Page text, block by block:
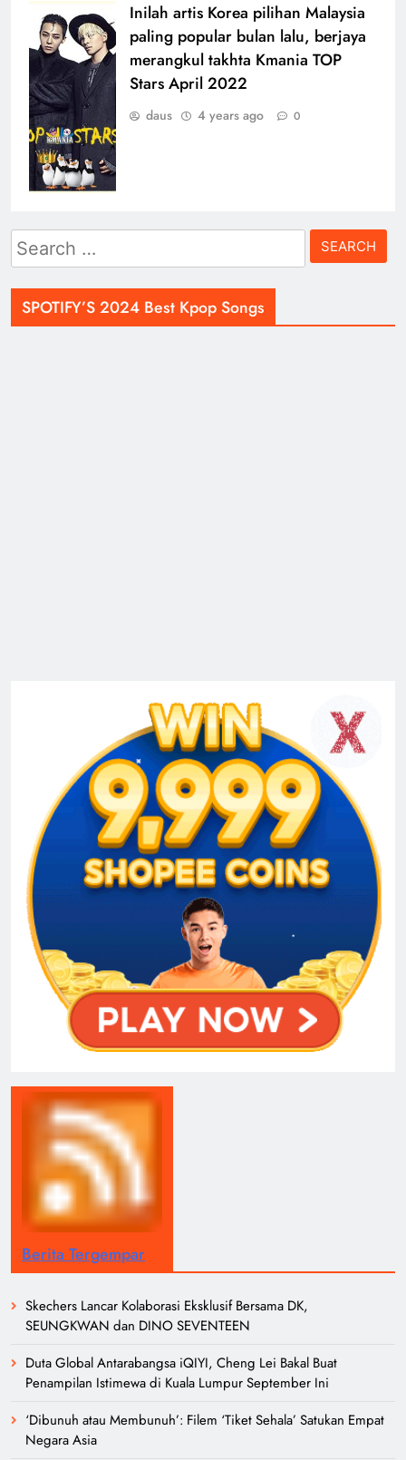
Inilah artis Korea pilihan Malaysia
paling popular bulan lalu, berjaya
merangkul takhta Kmania TOP
Stars April 2022
daus 4 years ago 0
Search
for:
SPOTIFY’S 2024 Best Kpop Songs
Berita Tergempar
Skechers Lancar Kolaborasi Eksklusif Bersama DK,
SEUNGKWAN dan DINO SEVENTEEN
Duta Global Antarabangsa iQIYI, Cheng Lei Bakal Buat
Penampilan Istimewa di Kuala Lumpur September Ini
‘Dibunuh atau Membunuh’: Filem ‘Tiket Sehala’ Satukan Empat
Negara Asia